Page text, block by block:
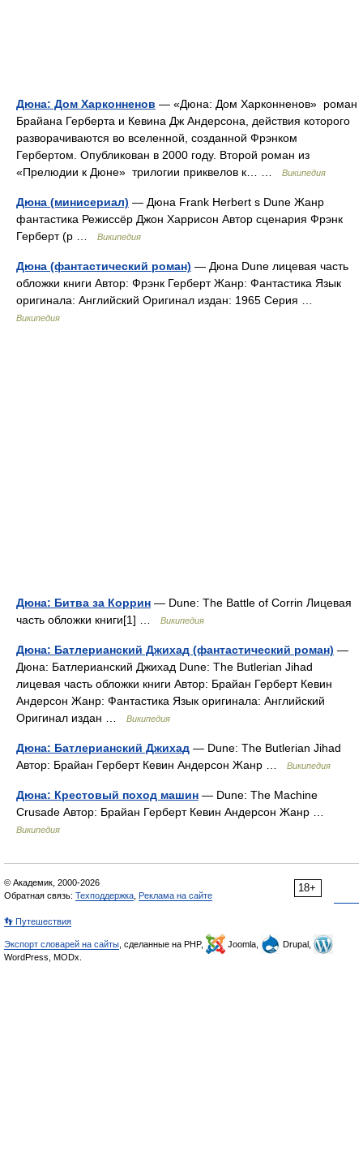
Дюна: Дом Харконненов — «Дюна: Дом Харконненов» роман
Брайана Герберта и Кевина Дж Андерсона, действия которого
разворачиваются во вселенной, созданной Фрэнком
Гербертом. Опубликован в 2000 году. Второй роман из
«Прелюдии к Дюне» трилогии приквелов к… …
Википедия
Дюна (минисериал) — Дюна Frank Herbert s Dune Жанр
фантастика Режиссёр Джон Харрисон Автор сценария Фрэнк
Герберт (р …
Википедия
Дюна (фантастический роман) — Дюна Dune лицевая часть
обложки книги Автор: Фрэнк Герберт Жанр: Фантастика Язык
оригинала: Английский Оригинал издан: 1965 Серия …
Википедия
Дюна: Битва за Коррин — Dune: The Battle of Corrin Лицевая
часть обложки книги[1] …
Википедия
Дюна: Батлерианский Джихад (фантастический роман) —
Дюна: Батлерианский Джихад Dune: The Butlerian Jihad
лицевая часть обложки книги Автор: Брайан Герберт Кевин
Андерсон Жанр: Фантастика Язык оригинала: Английский
Оригинал издан …
Википедия
Дюна: Батлерианский Джихад — Dune: The Butlerian Jihad
Автор: Брайан Герберт Кевин Андерсон Жанр …
Википедия
Дюна: Крестовый поход машин — Dune: The Machine
Crusade Автор: Брайан Герберт Кевин Андерсон Жанр …
Википедия
18+
© Академик, 2000-2026
Обратная связь: Техподдержка Реклама на сайте
👣 Путешествия
Экспорт словарей на сайты , сделанные на PHP, Joomla,
Drupal,
WordPress, MODx.